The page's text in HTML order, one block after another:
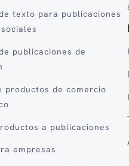
texto para publicaciones
publicaciones de
productos de comercio
a publicaciones
empresas